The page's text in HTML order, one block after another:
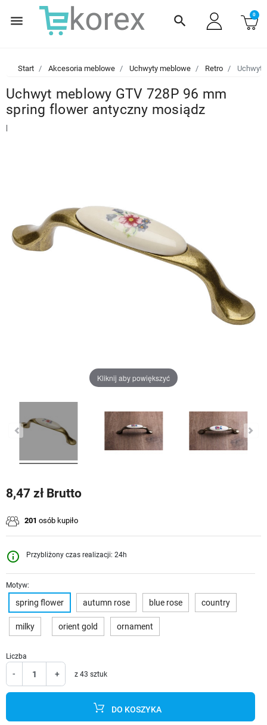
menu search 0
Start Akcesoria meblowe Uchwyty meblowe Retro Uchwyt
Uchwyt meblowy GTV 728P 96 mm
spring flower antyczny mosiądz
|
Kliknij aby powiększyć
8,47 zł Brutto
201 osób kupiło
info_outline Przybliżony czas realizacji: 24h
Motyw:
spring flower autumn rose blue rose country
milky orient gold ornament
Liczba
- + z 43 sztuk
DO KOSZYKA